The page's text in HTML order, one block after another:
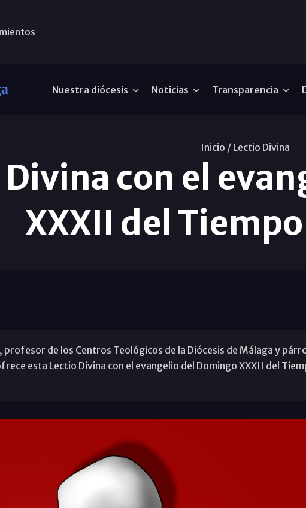
Nuestra diócesis Noticias Transparencia
Inicio / Lectio Divina
con el
XXXII del
profesor de los Centros Teológicos de la Diócesis de Málaga y
esta Lectio Divina con el evangelio del Domingo XXXII del